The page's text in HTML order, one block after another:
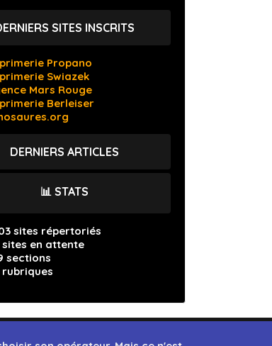
SITES INSCRITS
Propano
Swiazek
Mars Rouge
Berleiser
DERNIERS ARTICLES
📊 STATS
sites répertoriés
sites en attente
sections
rubriques